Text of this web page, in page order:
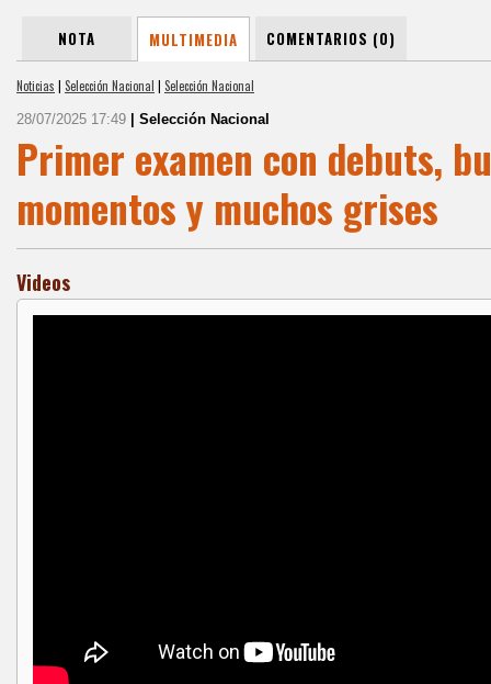
NOTA MULTIMEDIA COMENTARIOS (0)
Noticias | Selección Nacional | Selección Nacional
28/07/2025 17:49 | Selección Nacional
Primer examen con debuts,
momentos y muchos grises
Videos